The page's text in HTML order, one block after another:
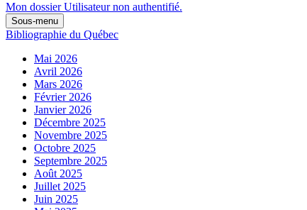
Mon dossier Utilisateur non authentifié.
Sous-menu
Bibliographie du Québec
Mai 2026
Avril 2026
Mars 2026
Février 2026
Janvier 2026
Décembre 2025
Novembre 2025
Octobre 2025
Septembre 2025
Août 2025
Juillet 2025
Juin 2025